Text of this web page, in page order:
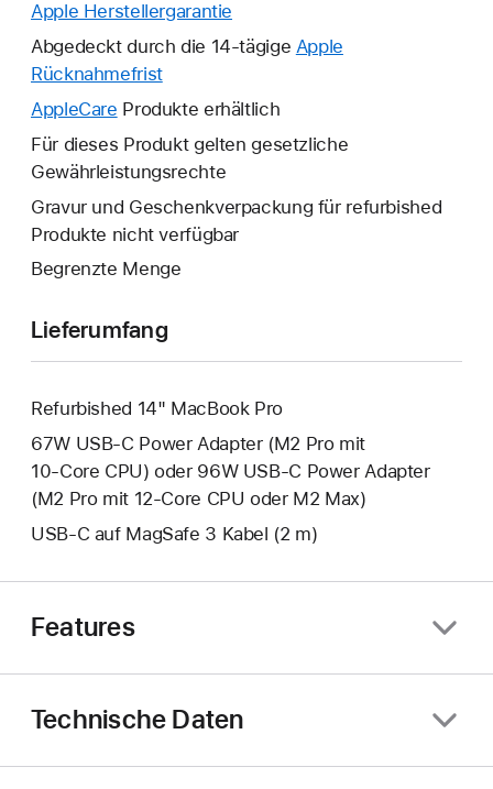
Apple Herstellergarantie
neues
geöffnet.
Abgedeckt durch die 14-tägige Apple
RücknahmefristEin
neues
wird
geöffnet.
AppleCare Ein
neues
Fenster
geöffnet.
Produkte erhältlich
Für dieses Produkt gelten gesetzliche
Gewährleistungsrechte
Gravur und Geschenkverpackung für refurbished
Produkte nicht verfügbar
Begrenzte Menge
Lieferumfang
Refurbished 14" MacBook Pro
67W USB‑C Power Adapter (M2 Pro mit
10‑Core CPU) oder 96W USB‑C Power Adapter
(M2 Pro mit 12‑Core CPU oder M2 Max)
USB‑C auf MagSafe 3 Kabel (2 m)
Features
Technische Daten